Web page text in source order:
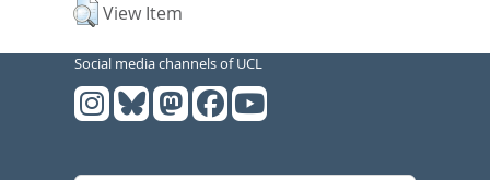
View Item
Social media channels of UCL